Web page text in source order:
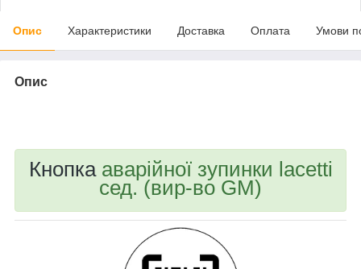
Опис Характеристики Доставка Оплата Умови
Опис
Кнопкааварійної зупинки lacetti
сед. (вир-во GM)